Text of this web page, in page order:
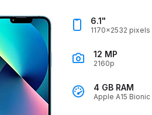
6.1"
1170x2532 pixels
12 MP
2160p
4 GB RAM
Apple A15 Bionic